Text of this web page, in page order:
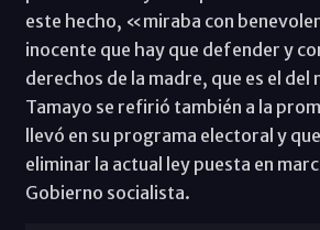
este hecho, «miraba con
inocente que hay que defender y
derechos de la madre, que es el
Tamayo se refirió también a la
llevó en su programa electoral y
eliminar la actual ley puesta en
Gobierno socialista.